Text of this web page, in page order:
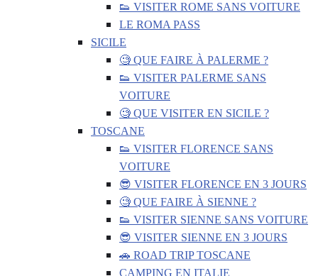
👟 VISITER ROME SANS VOITURE
LE ROMA PASS
SICILE
🧐 QUE FAIRE À PALERME ?
👟 VISITER PALERME SANS
VOITURE
🧐 QUE VISITER EN SICILE ?
TOSCANE
👟 VISITER FLORENCE SANS
VOITURE
😎 VISITER FLORENCE EN 3 JOURS
🧐 QUE FAIRE À SIENNE ?
👟 VISITER SIENNE SANS VOITURE
😎 VISITER SIENNE EN 3 JOURS
🚗 ROAD TRIP TOSCANE
CAMPING EN ITALIE